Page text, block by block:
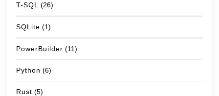
T-SQL (26)
SQLite (1)
PowerBuilder (11)
Python (6)
Rust (5)